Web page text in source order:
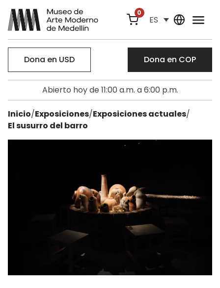
0
ES
Dona en USD Dona en COP
Abierto hoy de 11:00 a.m. a 6:00 p.m.
Inicio/Exposiciones/Exposiciones actuales/
El susurro del barro